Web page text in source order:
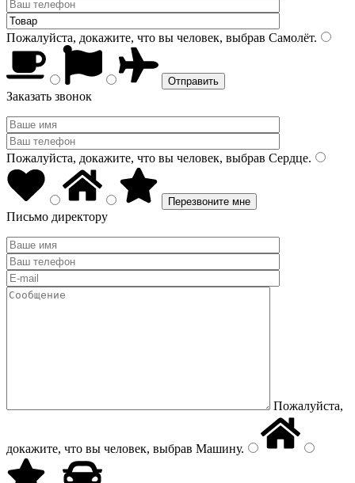
Пожалуйста, докажите, что вы человек, выбрав Самолёт.
Заказать звонок
Пожалуйста, докажите, что вы человек, выбрав Сердце.
Письмо директору
Пожалуйста,
докажите, что вы человек, выбрав Машину.